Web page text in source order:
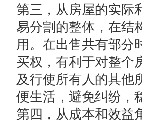
第三，从房屋的实际
易分割的整体，在结
用。在出售共有部分
买权，有利于对整个
及行使所有人的其他
便生活，避免纠纷，
第四，从成本和效益